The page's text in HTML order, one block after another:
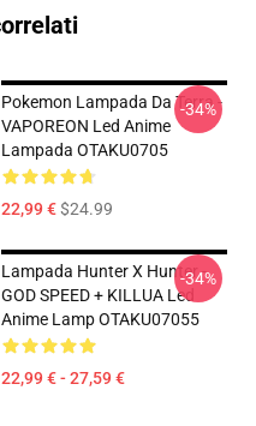
Pokemon Lampada Da Terra -
VAPOREON Led Anime
Lampada OTAKU0705
22,99 €$24.99
-34%
Lampada Hunter X Hunter -
GOD SPEED + KILLUA Led
Anime Lamp OTAKU07055
22,99 € - 27,59 €
-34%